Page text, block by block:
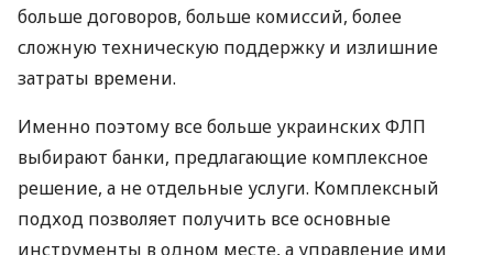
больше договоров, больше комиссий, более
сложную техническую поддержку и излишние
затраты времени.
Именно поэтому все больше украинских ФЛП
выбирают банки, предлагающие комплексное
решение, а не отдельные услуги. Комплексный
подход позволяет получить все основные
инструменты в одном месте, а управление ими